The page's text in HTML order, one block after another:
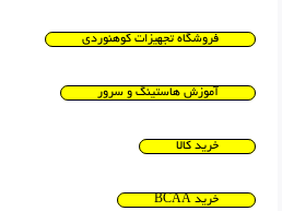
فروشگاه تجهیزات کوهنوردی
آموزش هاستینگ و سرور
خرید کالا
خرید BCAA